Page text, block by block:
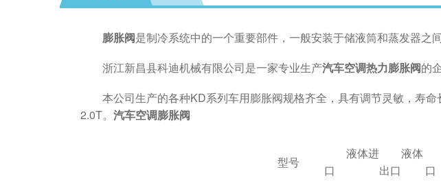
膨胀阀是制冷系统中的一个重要部件，一般安装于储液筒和蒸发器之间
浙江新昌县科迪机械有限公司是一家专业生产汽车空调热力膨胀阀的
本公司生产的各种KD系列车用膨胀阀规格齐全，具有调节灵敏，寿
2.0T。 汽车空调膨胀阀
型号
液体进
口
液体
出口
口